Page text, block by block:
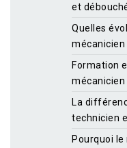
et
Quelles
mécanicien
Formation
mécanicien
La
technicien
Pourquoi